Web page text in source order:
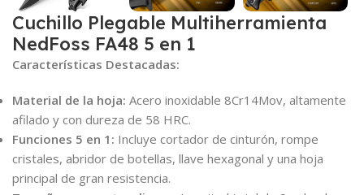
Cuchillo Plegable Multiherramienta
NedFoss FA48 5 en 1
Características Destacadas:
Material de la hoja: Acero inoxidable 8Cr14Mov, altamente
afilado y con dureza de 58 HRC.
Funciones 5 en 1: Incluye cortador de cinturón, rompe
cristales, abridor de botellas, llave hexagonal y una hoja
principal de gran resistencia.